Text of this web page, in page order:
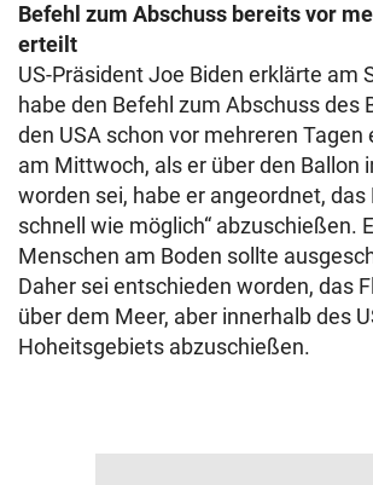
Befehl zum Abschuss bereits vor
erteilt
US-Präsident Joe Biden erklärte am
habe den Befehl zum Abschuss des
den USA schon vor mehreren
am Mittwoch, als er über den Ballon
worden sei, habe er angeordnet, das
schnell wie möglich“ abzuschießen.
Menschen am Boden sollte
Daher sei entschieden worden, das
über dem Meer, aber innerhalb des
Hoheitsgebiets abzuschießen.